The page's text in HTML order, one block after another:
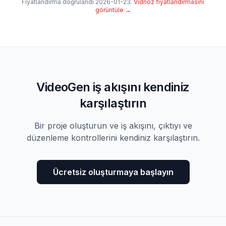
Fiyatlandırma doğrulandı 2026-01-23. Vidnoz fiyatlandırmasını
görüntüle →
VideoGen iş akışını kendiniz
karşılaştırın
Bir proje oluşturun ve iş akışını, çıktıyı ve
düzenleme kontrollerini kendiniz karşılaştırın.
Ücretsiz oluşturmaya başlayın